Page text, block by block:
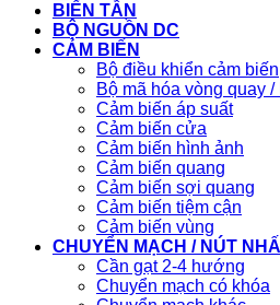
BIẾN TẦN
BỘ NGUỒN DC
CẢM BIẾN
Bộ điều khiển cảm biến
Bộ mã hóa vòng quay /
Cảm biến áp suất
Cảm biến cửa
Cảm biến hình ảnh
Cảm biến quang
Cảm biến sợi quang
Cảm biến tiệm cận
Cảm biến vùng
CHUYỂN MẠCH / NÚT
Cần gạt 2-4 hướng
Chuyển mạch có khóa